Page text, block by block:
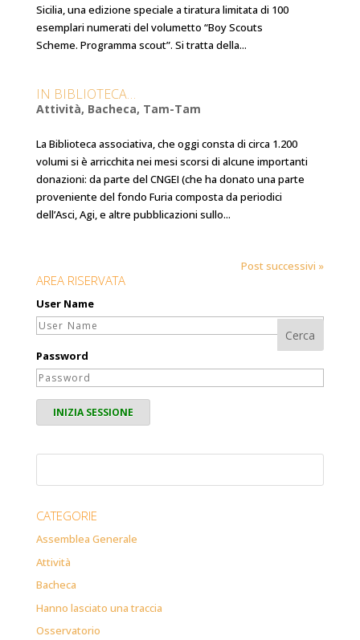
Sicilia, una edizione speciale a tiratura limitata di 100
esemplari numerati del volumetto “Boy Scouts
Scheme. Programma scout”. Si tratta della...
IN BIBLIOTECA…
Attività, Bacheca, Tam-Tam
La Biblioteca associativa, che oggi consta di circa 1.200
volumi si è arricchita nei mesi scorsi di alcune importanti
donazioni: da parte del CNGEI (che ha donato una parte
proveniente del fondo Furia composta da periodici
dell’Asci, Agi, e altre pubblicazioni sullo...
Post successivi »
AREA RISERVATA
User Name
Password
CATEGORIE
Assemblea Generale
Attività
Bacheca
Hanno lasciato una traccia
Osservatorio